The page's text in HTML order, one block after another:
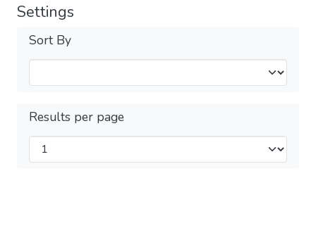
Settings
Sort By
Results per page